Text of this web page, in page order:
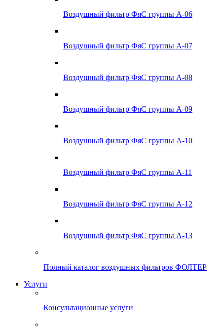
Воздушный фильтр ФяС группы А-06
Воздушный фильтр ФяС группы А-07
Воздушный фильтр ФяС группы А-08
Воздушный фильтр ФяС группы А-09
Воздушный фильтр ФяС группы А-10
Воздушный фильтр ФяС группы А-11
Воздушный фильтр ФяС группы А-12
Воздушный фильтр ФяС группы А-13
Полный каталог воздушных фильтров ФОЛТЕР
Услуги
Консультационные услуги